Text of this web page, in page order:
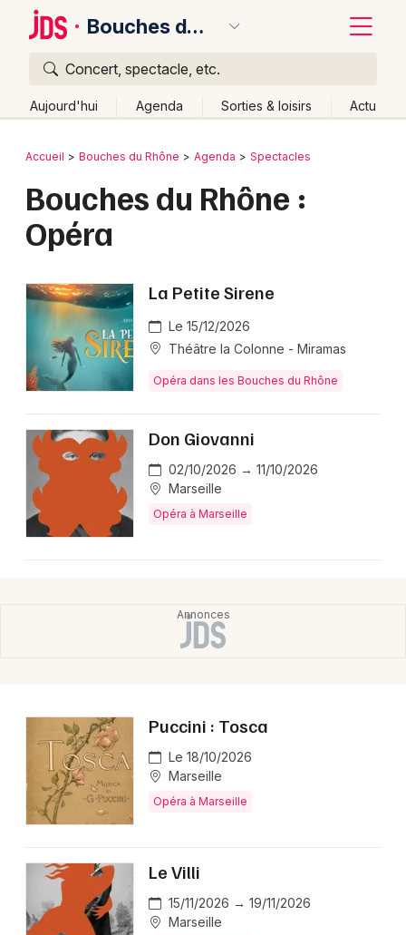
Bouches du Rhône
Concert, spectacle, etc.
Aujourd'hui Agenda Sorties & loisirs Actu
Publier un événement
Activité & Expérience
Manifestations
Spectacles
Concerts
Sports
Opéra en Provence-Alpes-Côte-d'Azur
Newsletter des sorties
Artistes en tournée
Bordeaux
Colmar
Lyon
Marseille
Mulhouse
Montpellier
Nantes
Nice
Paris
Strasbourg
Retour
Accueil Bouches du Rhône Agenda Spectacles
Bouches du Rhône :
Opéra
La Petite Sirene
Le 15/12/2026
Théâtre la Colonne - Miramas
Opéra dans les Bouches du Rhône
Don Giovanni
02/10/2026 → 11/10/2026
Marseille
Opéra à Marseille
Puccini : Tosca
Le 18/10/2026
Marseille
Opéra à Marseille
Le Villi
15/11/2026 → 19/11/2026
Marseille
Quoi ?
Où ?
Partout
Près de moi Changer de lieu
Quand ?